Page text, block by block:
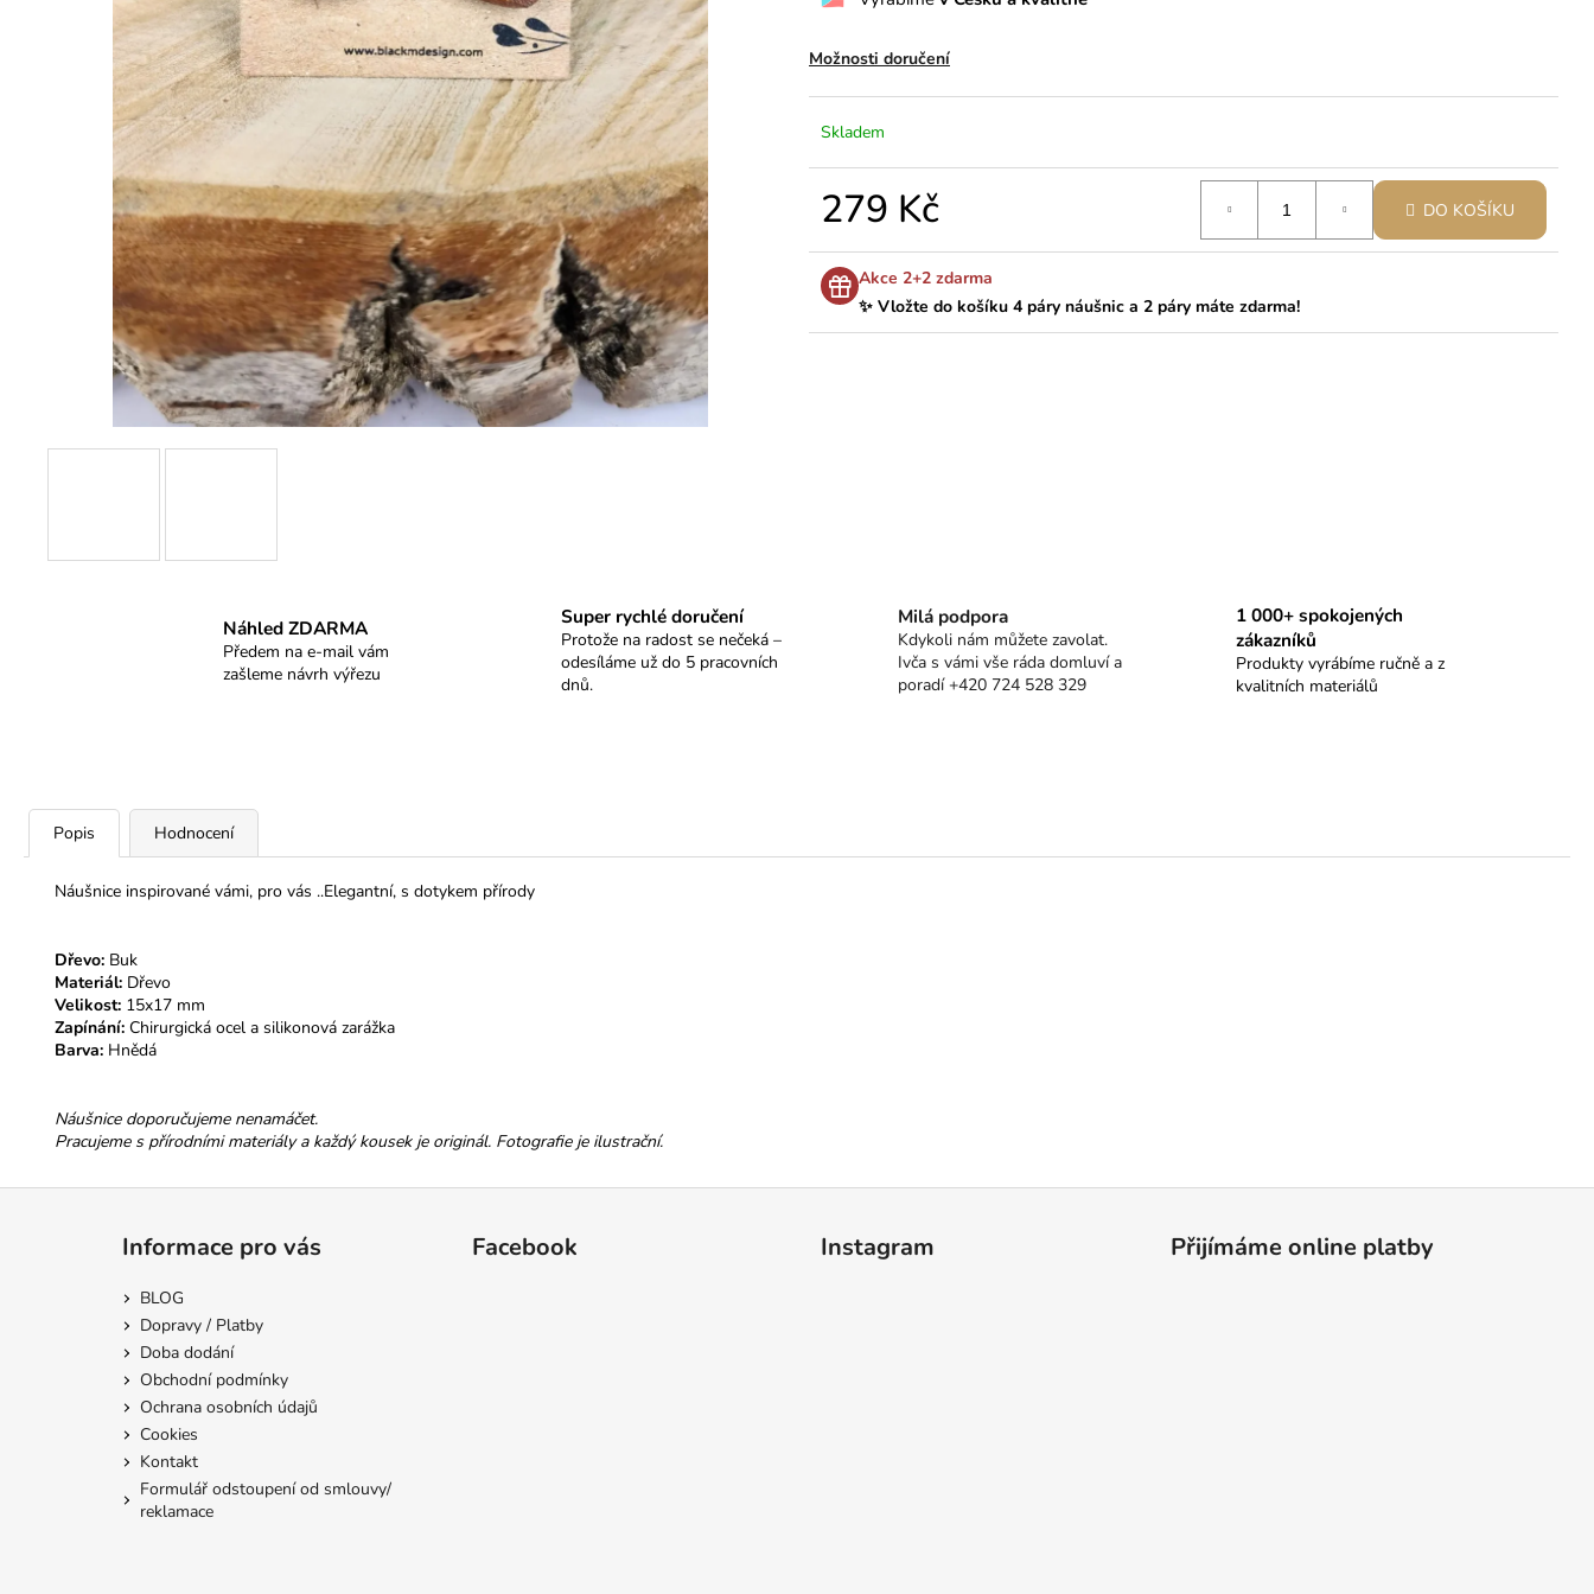
Možnosti doručení
Skladem
279 Kč
cena:
DO KOŠÍKU
Akce 2+2 zdarma
✨ Vložte do košíku 4 páry náušnic a 2 páry máte zdarma!
Náhled ZDARMA
Předem na e-mail vám
zašleme návrh výřezu
Super rychlé doručení
Protože na radost se nečeká –
odesíláme už do 5 pracovních
dnů.
Milá podpora
Kdykoli nám můžete zavolat.
Ivča s vámi vše ráda domluví a
poradí +420 724 528 329
1 000+ spokojených
zákazníků
Produkty vyrábíme ručně a z
kvalitních materiálů
Popis Hodnocení
Náušnice inspirované vámi, pro vás ..Elegantní, s dotykem přírody
Dřevo: Buk
Materiál: Dřevo
Velikost: 15x17 mm
Zapínání: Chirurgická ocel a silikonová zarážka
Barva: Hnědá
Náušnice doporučujeme nenamáčet.
Pracujeme s přírodními materiály a každý kousek je originál. Fotografie je ilustrační.
Informace pro vás
BLOG
Dopravy / Platby
Doba dodání
Obchodní podmínky
Ochrana osobních údajů
Cookies
Kontakt
Formulář odstoupení od smlouvy/
reklamace
Facebook Instagram Přijímáme online platby